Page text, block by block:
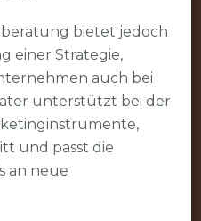
bietet jedoch
einer Strategie,
auch bei
unterstützt bei der
und passt die
an neue